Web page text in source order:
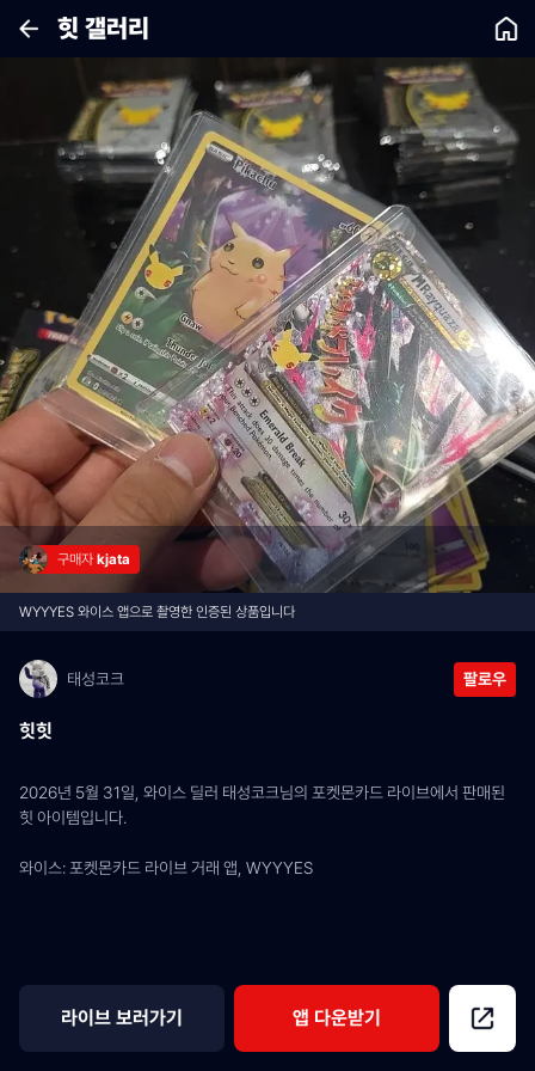
힛 갤러리
구매자 kjata
WYYYES 와이스 앱으로 촬영한 인증된 상품입니다
태성코크 팔로우
힛힛
2026년 5월 31일, 와이스 딜러 태성코크님의 포켓몬카드 라이브에서 판매된
힛 아이템입니다.
와이스: 포켓몬카드 라이브 거래 앱, WYYYES
라이브 보러가기 앱 다운받기